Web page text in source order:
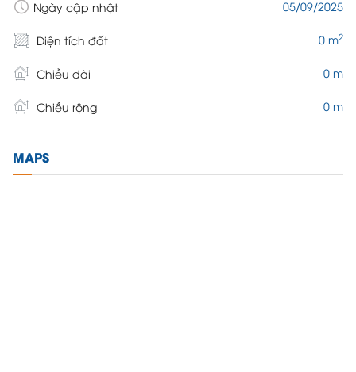
Ngày cập nhật 05/09/2025
Diện tích đất 0 m2
Chiều dài 0 m
Chiều rộng 0 m
MAPS